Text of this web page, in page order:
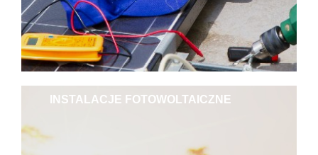
INSTALACJE FOTOWOLTAICZNE